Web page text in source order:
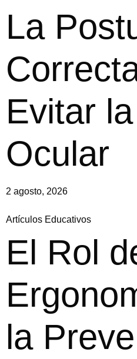
La
Evitar
Ocular
2 agosto, 2026
Artículos Educativos
El Rol
la